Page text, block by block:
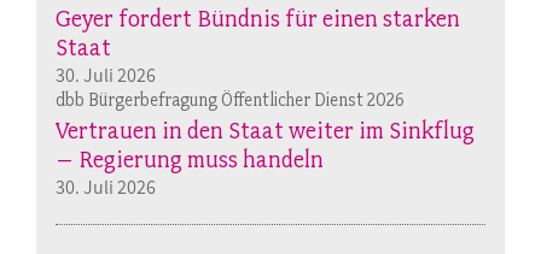
Geyer fordert Bündnis für einen starken
Staat
30. Juli 2026
dbb Bürgerbefragung Öffentlicher Dienst 2026
Vertrauen in den Staat weiter im Sinkflug
– Regierung muss handeln
30. Juli 2026